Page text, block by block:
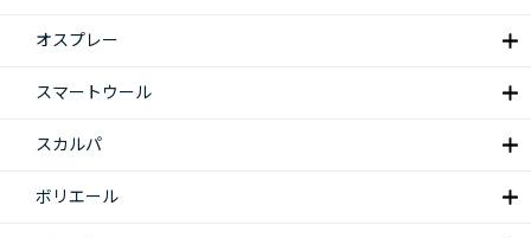
オスプレー
スマートウール
スカルパ
ボリエール